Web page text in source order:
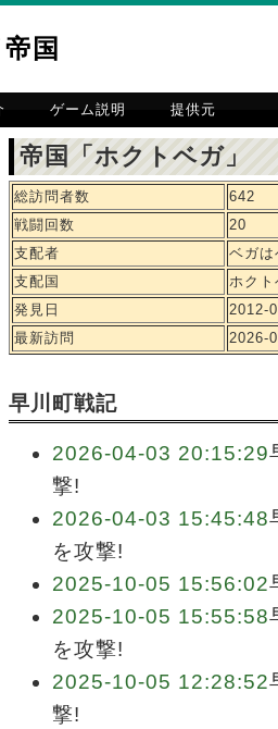
国
ゲーム説明 提供元
帝国「ホクトベガ」
総訪問者数
642
戦闘回数
20
支配者
ベガ
支配国
ホクト
発見日
2012-
最新訪問
2026-
早川町戦記
2026-04-03 20:15:29
撃!
2026-04-03 15:45:48
を攻撃!
2025-10-05 15:56:02
2025-10-05 15:55:58
を攻撃!
2025-10-05 12:28:52
撃!